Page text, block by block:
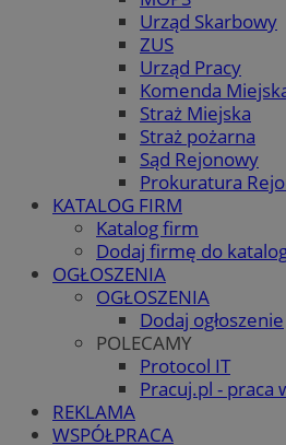
Urząd Skarbowy
ZUS
Urząd Pracy
Komenda
Straż Miejska
Straż pożarna
Sąd Rejonowy
Prokuratura
KATALOG FIRM
Katalog firm
Dodaj firmę do
OGŁOSZENIA
OGŁOSZENIA
Dodaj ogłoszenie
POLECAMY
Protocol IT
Pracuj.pl - praca
REKLAMA
WSPÓŁPRACA